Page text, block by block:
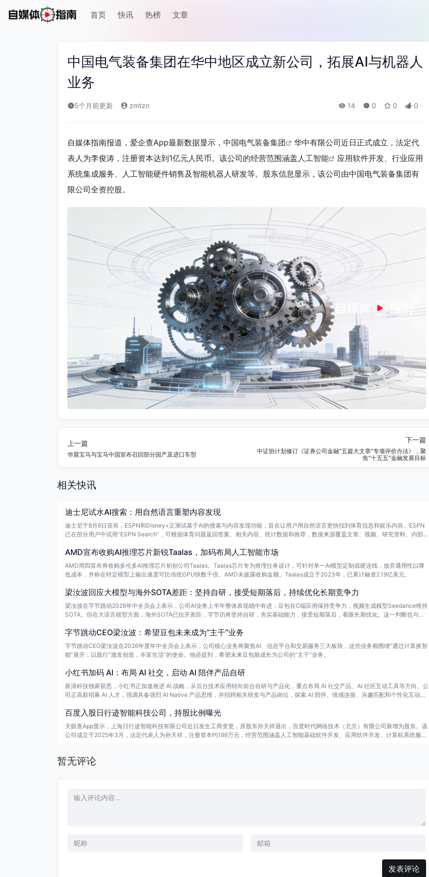
首页 快讯 热榜 文章
中国电气装备集团在华中地区成立新公司，拓展AI与机器人
业务
5个月前更新 zmtzn 14 0 0 0
自媒体指南报道，爱企查App最新数据显示， 中国电气装备集团
华中有限公司近日正式成立，法定代
表人为李俊涛，注册资本达到1亿元人民币。该公司的经营范围涵盖人工智能
应用软件开发、行业应用
系统集成服务、人工智能硬件销售及智能机器人研发等。股东信息显示，该公司由中国电气装备集团有
限公司全资控股。
上一篇
华晨宝马与宝马中国宣布召回部分国产及进口车型
下一篇
中证协计划修订《证券公司金融“五篇大文章”专项评价办法》，聚
焦“十五五”金融发展目标
相关快讯
迪士尼试水AI搜索：用自然语言重塑内容发现
迪士尼于8月6日宣布，ESPN和Disney+正测试基于AI的搜索与内容发现功能，旨在让用户用自然语言更快找到体育信息和娱乐内容。ESPN
已在部分用户中试用“ESPN Search”，可根据体育问题返回答案、相关内容、统计数据和推荐，数据来源覆盖文章、视频、研究资料、内部
AMD宣布收购AI推理芯片新锐Taalas，加码布局人工智能市场
AMD周四宣布将收购多伦多AI推理芯片初创公司Taalas。Taalas芯片专为推理任务设计，可针对单一AI模型定制或硬连线，放弃通用性以降
低成本，并称在特定模型上输出速度可比传统GPU快数千倍。AMD未披露收购金额。Taalas成立于2023年，已累计融资2.19亿美元。
梁汝波回应大模型与海外SOTA差距：坚持自研，接受短期落后，持续优化长期竞争力
梁汝波在字节跳动2026年中全员会上表示，公司AI业务上半年整体表现稳中有进：豆包在C端应用保持竞争力，视频生成模型Seedance维持
SOTA。但在大语言模型方面，海外SOTA已拉开差距，字节仍将坚持自研，夯实基础能力，接受短期落后，着眼长期优化。这一判断也与张
字节跳动CEO梁汝波：希望豆包未来成为“主干”业务
字节跳动CEO梁汝波在2026年度年中全员会上表示，公司核心业务将聚焦AI、信息平台和交易服务三大板块，这些业务都围绕“通过计算换智
能”展开，以践行“激发创造，丰富生活”的使命。他还提到，希望未来豆包能成长为公司的“主干”业务。
小红书加码 AI：布局 AI 社交，启动 AI 陪伴产品自研
新浪科技独家获悉，小红书正加速推进 AI 战略，从后台技术应用转向前台自研与产品化，重点布局 AI 社交产品、AI 社区互动工具等方向。公
司正高薪招募 AI 人才，强调具备强烈 AI Native 产品思维，并招聘相关研发与产品岗位，探索 AI 陪伴、情感连接、兴趣匹配和个性化互动等
百度入股日行迹智能科技公司，持股比例曝光
天眼查App显示，上海日行迹智能科技有限公司近日发生工商变更，原股东孙天祥退出，百度时代网络技术（北京）有限公司新增为股东。该
公司成立于2025年3月，法定代表人为孙天祥，注册资本约199万元，经营范围涵盖人工智能基础软件开发、应用软件开发、计算机系统服务
暂无评论
发表评论